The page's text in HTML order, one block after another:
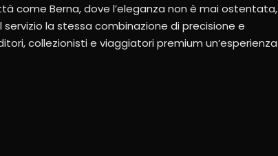
come Berna, dove l’eleganza non è mai ostentata,
la stessa combinazione di precisione e
collezionisti e viaggiatori premium un’esperienza